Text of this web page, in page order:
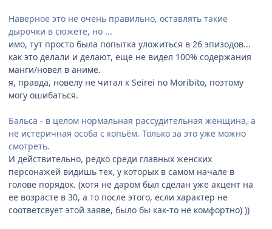
Наверное это не очень правильно, оставлять такие
дырочки в сюжете, но ...
имо, тут просто была попытка уложиться в 26 эпизодов...
как это делали и делают, еще не видел 100% содержания
манги/новел в аниме.
я, правда, новелу не читал к Seirei no Moribito, поэтому
могу ошибаться.
Бальса - в целом нормальная рассудительная женщина, а
не истеричная особа с копьём. Только за это уже можно
смотреть.
И действительно, редко среди главных женских
персонажей видишь тех, у которых в самом начале в
голове порядок. (хотя не даром был сделан уже акцент на
ее возрасте в 30, а то после этого, если характер не
соответсвует этой заяве, было бы как-то не комфортно) ))